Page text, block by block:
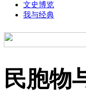
文史博览
我与经典
民胞物